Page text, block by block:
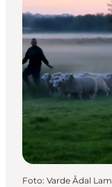
Foto: Varde Ådal Lam